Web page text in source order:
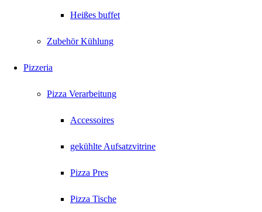
Heißes buffet
Zubehör Kühlung
Pizzeria
Pizza Verarbeitung
Accessoires
gekühlte Aufsatzvitrine
Pizza Pres
Pizza Tische